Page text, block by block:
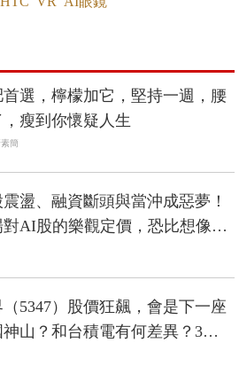
首選，檸檬加它，堅持一週，腰
，瘦到你懷疑人生
簡
震盪、融資斷頭與當沖成惡夢！
對AI股的樂觀定價，恐比想像中
5347）股價狂飆，會是下一座
神山？和台積電有何差異？3分